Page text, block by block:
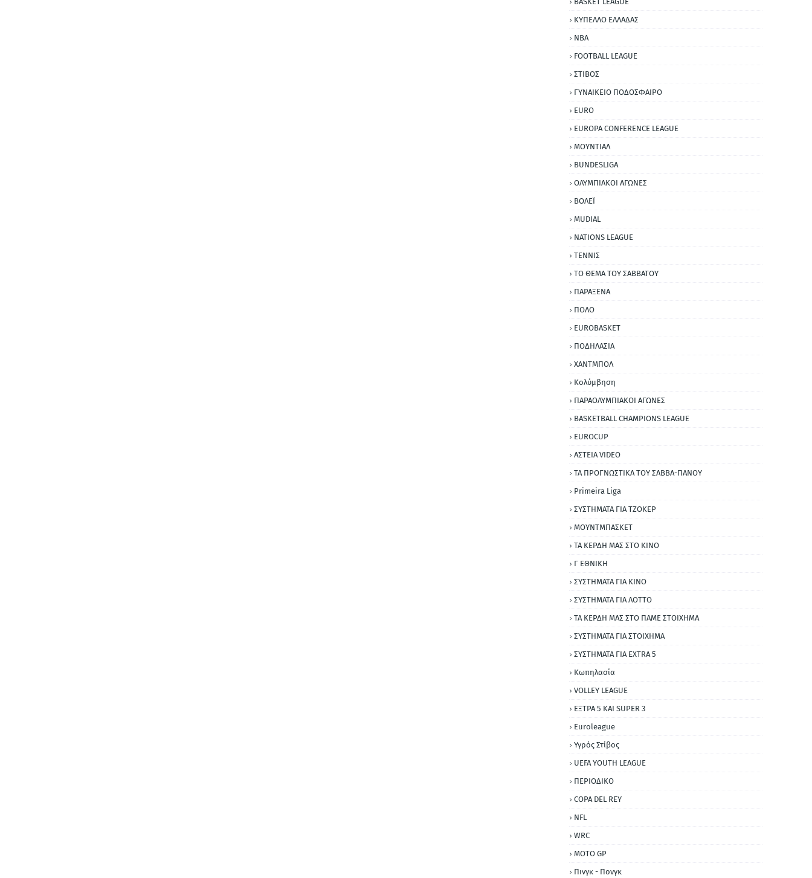
ΚΥΠΕΛΛΟ ΕΛΛΑΔΑΣ
NBA
FOOTBALL LEAGUE
ΣΤΙΒΟΣ
ΓΥΝΑΙΚΕΙΟ ΠΟΔΟΣΦΑΙΡΟ
EURO
EUROPA CONFERENCE LEAGUE
ΜΟΥΝΤΙΑΛ
BUNDESLIGA
ΟΛΥΜΠΙΑΚΟΙ ΑΓΩΝΕΣ
ΒΟΛΕΪ
MUDIAL
NATIONS LEAGUE
ΤΕΝΝΙΣ
ΤΟ ΘΕΜΑ ΤΟΥ ΣΑΒΒΑΤΟΥ
ΠΑΡΑΞΕΝΑ
ΠΟΛΟ
EUROBASKET
ΠΟΔΗΛΑΣΙΑ
ΧΑΝΤΜΠΟΛ
Κολύμβηση
ΠΑΡΑΟΛΥΜΠΙΑΚΟΙ ΑΓΩΝΕΣ
BASKETBALL CHAMPIONS LEAGUE
EUROCUP
ΑΣΤΕΙΑ VIDEO
ΤΑ ΠΡΟΓΝΩΣΤΙΚΑ ΤΟΥ ΣΑΒΒΑ-ΠΑΝΟΥ
Primeira Liga
ΣΥΣΤΗΜΑΤΑ ΓΙΑ ΤΖΟΚΕΡ
ΜΟΥΝΤΜΠΑΣΚΕΤ
ΤΑ ΚΕΡΔΗ ΜΑΣ ΣΤΟ ΚΙΝΟ
Γ ΕΘΝΙΚΗ
ΣΥΣΤΗΜΑΤΑ ΓΙΑ ΚΙΝΟ
ΣΥΣΤΗΜΑΤΑ ΓΙΑ ΛΟΤΤΟ
ΤΑ ΚΕΡΔΗ ΜΑΣ ΣΤΟ ΠΑΜΕ ΣΤΟΙΧΗΜΑ
ΣΥΣΤΗΜΑΤΑ ΓΙΑ ΣΤΟΙΧΗΜΑ
ΣΥΣΤΗΜΑΤΑ ΓΙΑ ΕΧΤRΑ 5
Κωπηλασία
VOLLEY LEAGUE
ΕΞΤΡΑ 5 ΚΑΙ SUPER 3
Εuroleague
Υγρός Στίβος
UEFA YOUTH LEAGUE
ΠΕΡΙΟΔΙΚΟ
COPA DEL REY
NFL
WRC
MOTO GP
Πινγκ - Πονγκ